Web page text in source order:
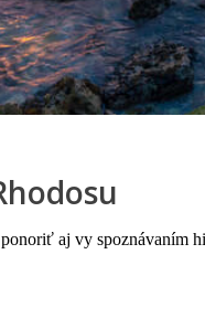
aj vy spoznávaním